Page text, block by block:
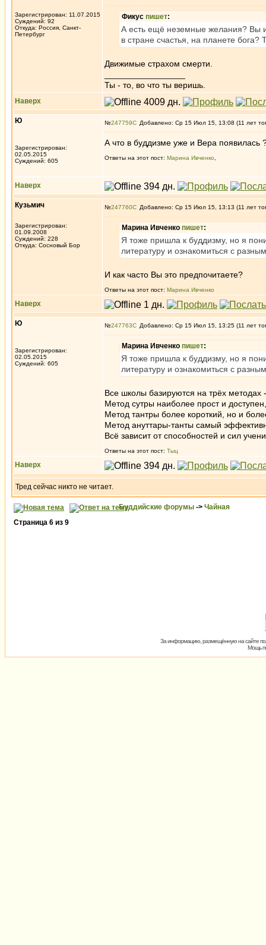
Зарегистрирован: 11.07.2015
Суждений: 92
Откуда: Россия, Санкт-
Петербург
Фикус пишет:
А есть ещё неземные желания? Вы
в стране счастья, на планете
Движимые страхом смерти.
Ты - то, во что ты веришь.
Наверх
Ю
Зарегистрирован:
02.05.2015
Суждений: 605
№247759 Добавлено: Ср 15 Июл 15, 13:08 (11 лет
А что в буддизме уже и Вера появилась
Ответы на этот пост: Марина Ивченко
Наверх
Кузьмич
Зарегистрирован:
01.09.2008
Суждений: 228
Откуда: Сосновый Бор
№247760 Добавлено: Ср 15 Июл 15, 13:13 (11 лет
Марина Ивченко пишет:
Я тоже пришла к буддизму, но я
литературу и ознакомиться с
И как часто Вы это предпочитаете?
Ответы на этот пост: Марина Ивченко
Наверх
Ю
Зарегистрирован:
02.05.2015
Суждений: 605
№247763 Добавлено: Ср 15 Июл 15, 13:25 (11 лет
Марина Ивченко пишет:
Я тоже пришла к буддизму, но я
литературу и ознакомиться с
Все школы базируются на трёх методах
Метод сутры наиболее прост и
Метод тантры более короткий, но и
Метод ануттары-танты самый
Всё зависит от способностей и сил
Ответы на этот пост: Тыц
Наверх
Тред сейчас никто не читает.
Буддийские форумы -> Чайная
Страница 6 из 9
За информацию, размещённую на сайте
Мощь